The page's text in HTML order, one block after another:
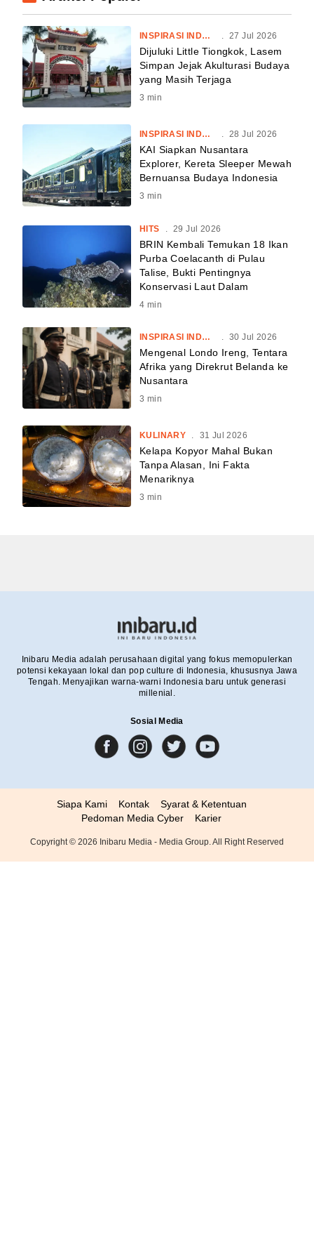
INSPIRASI INDONESIA . 27 Jul 2026
Dijuluki Little Tiongkok, Lasem
Simpan Jejak Akulturasi Budaya
yang Masih Terjaga
3 min
INSPIRASI INDONESIA . 28 Jul 2026
KAI Siapkan Nusantara
Explorer, Kereta Sleeper Mewah
Bernuansa Budaya Indonesia
3 min
HITS 29 Jul 2026
BRIN Kembali Temukan 18 Ikan
Purba Coelacanth di Pulau
Talise, Bukti Pentingnya
Konservasi Laut Dalam
4 min
INSPIRASI INDONESIA 30 Jul 2026
Mengenal Londo Ireng, Tentara
Afrika yang Direkrut Belanda ke
Nusantara
3 min
KULINARY . 31 Jul 2026
Kelapa Kopyor Mahal Bukan
Tanpa Alasan, Ini Fakta
Menariknya
3 min
Inibaru Media adalah perusahaan digital yang fokus memopulerkan
potensi kekayaan lokal dan pop culture di Indonesia, khususnya Jawa
Tengah. Menyajikan warna-warni Indonesia baru untuk generasi
millenial.
Sosial Media
Siapa Kami Kontak
Syarat & Ketentuan
Pedoman Media Cyber
Karier
Copyright © 2026 Inibaru Media - Media Group. All Right Reserved